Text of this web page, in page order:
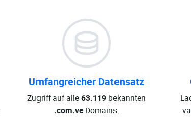
Umfangreicher Datensatz
Zugriff auf alle63.119bekannten
.com.veDomains.